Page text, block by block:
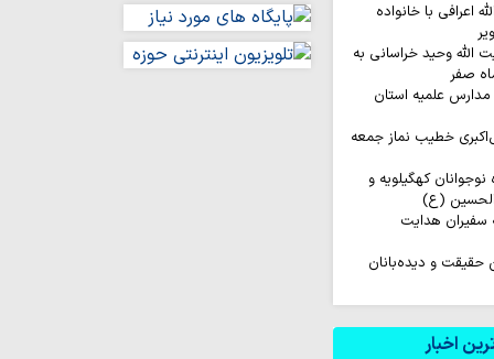
اعرافی با خانواده
الله وحید خراسانی به
صفر
علمیه استان
خطیب نماز جمعه
۲۰۰ نفره نوجوانان کهگیلویه و
الحسین (ع)
سفیران هدایت
حقیقت و دیده‌بانان
اخبار